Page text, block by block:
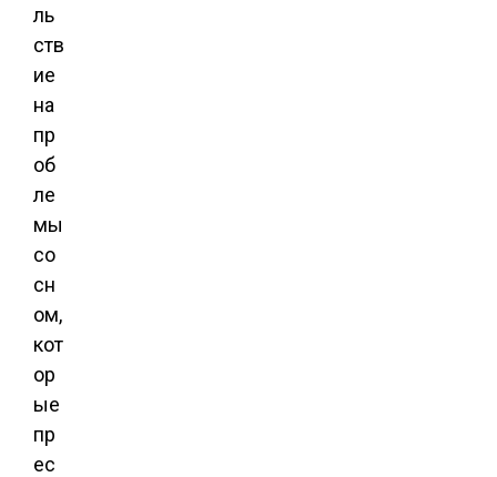
ль
ств
ие
на
пр
об
ле
мы
со
сн
ом,
кот
ор
ые
пр
ес